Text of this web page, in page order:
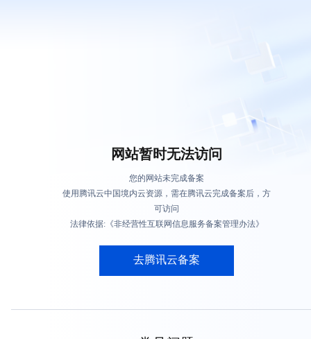
网站暂时无法访问
您的网站未完成备案
使用腾讯云中国境内云资源，需在腾讯云完成备案后，方
可访问
法律依据:《非经营性互联网信息服务备案管理办法》
去腾讯云备案